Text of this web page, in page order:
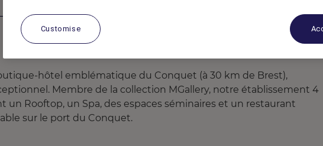
hôtel emblématique du Conquet (à 30 km de Brest),
Membre de la collection MGallery, notre établissement 4
un Rooftop, un Spa, des espaces séminaires et un restaurant
sur le port du Conquet.
Customise